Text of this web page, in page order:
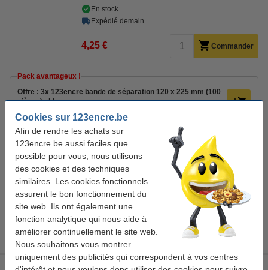
Cookies sur 123encre.be
Afin de rendre les achats sur
123encre.be aussi faciles que
possible pour vous, nous utilisons
des cookies et des techniques
similaires. Les cookies fonctionnels
assurent le bon fonctionnement du
site web. Ils ont également une
fonction analytique qui nous aide à
améliorer continuellement le site web.
Nous souhaitons vous montrer
uniquement des publicités qui correspondent à vos centres
En stock
Expédié demain
4,25 € Commander
Pack avantageux !
Offre : 3x 123encre bande de séparation 120 x 225 mm (100
pièces) - blanc
Bon plan : commandez également
123encre bande de séparation 120 x 225 mm (500 pièces) -
assortiment
18,95 €
123encre classeur A4 carton 80 mm - noir marbré
3,95 €
123encre pochette transparente A4 21 trous 80 microns
(100 pièces)
8,50 €
123encre bande de séparation 120 x 225 mm (100 pièces) -